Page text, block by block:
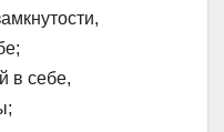
в себе,